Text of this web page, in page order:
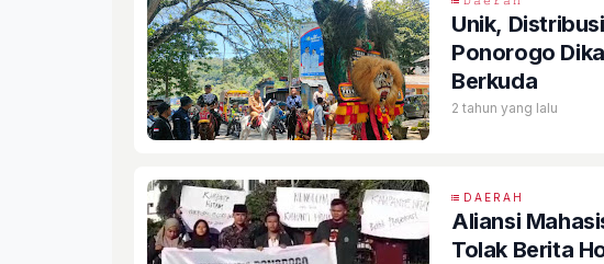
Unik,
Ponorogo
Berkuda
2 tahun yang lalu
DAERAH
Aliansi
Tolak Berita